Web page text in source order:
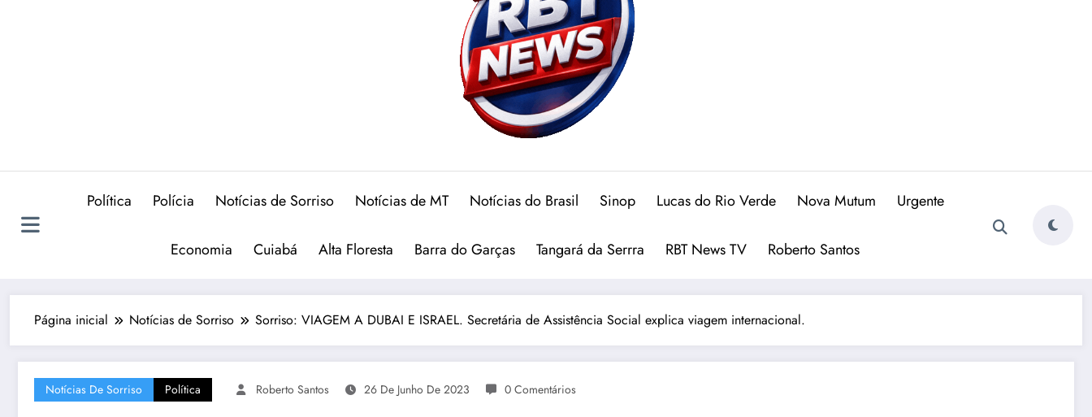
Política Polícia Notícias de Sorriso Notícias de MT Notícias do Brasil Sinop Lucas do Rio Verde Nova Mutum Urgente
Economia Cuiabá Alta Floresta Barra do Garças Tangará da Serrra RBT News TV Roberto Santos
Página inicial Notícias de Sorriso Sorriso: VIAGEM A DUBAI E ISRAEL. Secretária de Assistência Social explica viagem internacional.
Notícias De Sorriso Política Roberto Santos 26 De Junho De 2023 0 Comentários